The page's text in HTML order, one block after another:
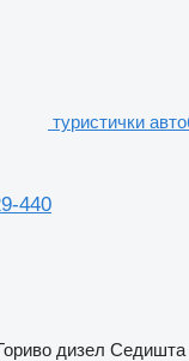
туристички
440
дизел Седишта